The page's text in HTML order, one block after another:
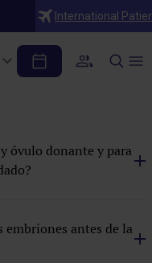
International
donante
óvulo donante y para
embriones antes de la